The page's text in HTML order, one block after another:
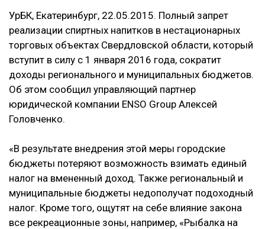
УрБК, Екатеринбург, 22.05.2015. Полный запрет
реализации спиртных напитков в нестационарных
торговых объектах Свердловской области, который
вступит в силу с 1 января 2016 года, сократит
доходы регионального и муниципальных бюджетов.
Об этом сообщил управляющий партнер
юридической компании ENSO Group Алексей
Головченко.
«В результате внедрения этой меры городские
бюджеты потеряют возможность взимать единый
налог на вмененный доход. Также региональный и
муниципальные бюджеты недополучат подоходный
налог. Кроме того, ощутят на себе влияние закона
все рекреационные зоны, например, «Рыбалка на